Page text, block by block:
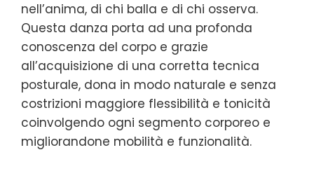
nell’anima, di chi balla e di chi osserva.
Questa danza porta ad una profonda
conoscenza del corpo e grazie
all’acquisizione di una corretta tecnica
posturale, dona in modo naturale e senza
costrizioni maggiore flessibilità e tonicità
coinvolgendo ogni segmento corporeo e
migliorandone mobilità e funzionalità.